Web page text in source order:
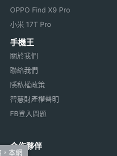
OPPO Find X9 Pro
小米 17T Pro
手機王
關於我們
聯絡我們
隱私權政策
智慧財產權聲明
FB登入問題
合作夥伴
本網